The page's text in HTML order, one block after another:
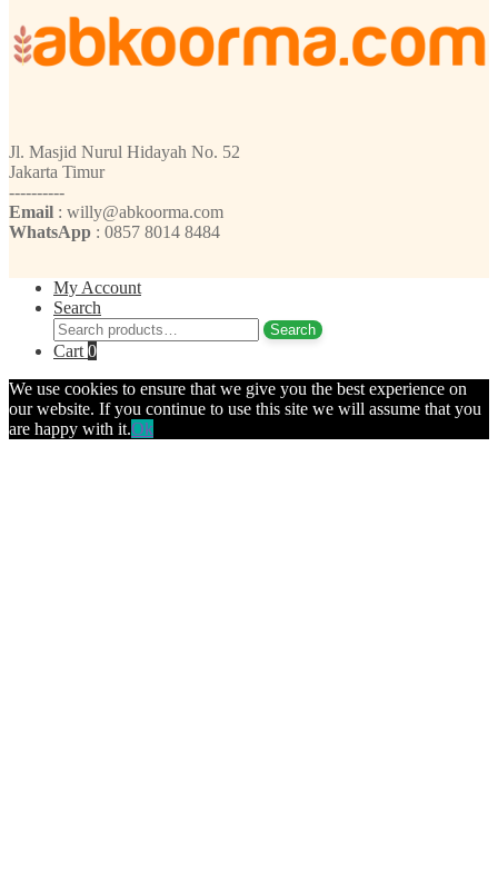
Jl. Masjid Nurul Hidayah No. 52
Jakarta Timur
----------
Email : willy@abkoorma.com
WhatsApp : 0857 8014 8484
My Account
Search
Search
for:
Search
Cart0
We use cookies to ensure that we give you the best experience on
our website. If you continue to use this site we will assume that you
are happy with it.Ok